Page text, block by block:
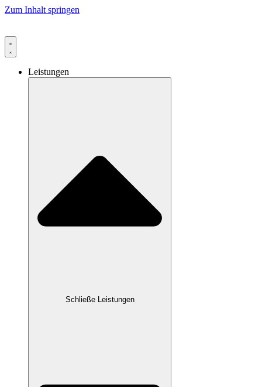
Zum Inhalt springen
Leistungen
Schließe Leistungen